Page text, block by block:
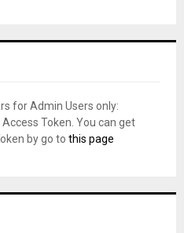
for Admin Users only:
Token. You can get
by go to this page